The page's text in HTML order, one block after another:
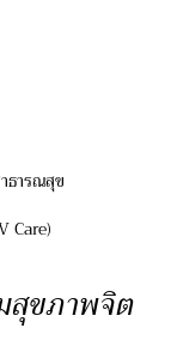
ธารณสุข
Care)
สุขภาพจิต